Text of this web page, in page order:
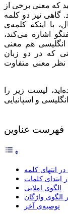
که معنی برخی از
نیز دو کلمه
با اینکه کلمه‌ی
اشاره می‌کند،
به جای اینکه با argument انگلیسی هم معنی
که در دو زبان
نظر معنی متفاوت
لیست زیر را
و اسپانیایی
فهرست عناوین
انتهای کلمه
ابتدای کلمات
الگوی املایی
الگوی واژگان
توصیه‌ی آخر